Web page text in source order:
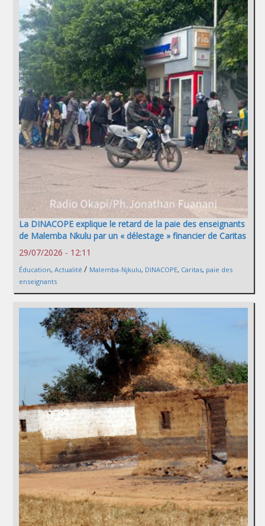
La DINACOPE explique le retard de la paie des enseignants
de Malemba Nkulu par un « délestage » financier de Caritas
29/07/2026 - 12:11
Éducation, Actualité / Malemba-Njkulu, DINACOPE, Caritas, paie des
enseignants